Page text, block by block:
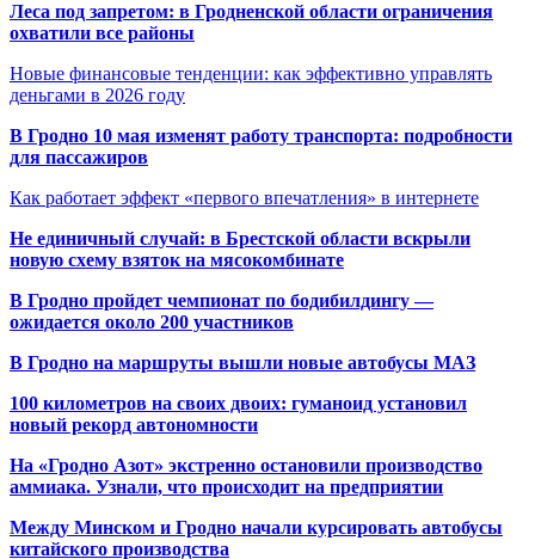
Леса под запретом: в Гродненской области ограничения
охватили все районы
Новые финансовые тенденции: как эффективно управлять
деньгами в 2026 году
В Гродно 10 мая изменят работу транспорта: подробности
для пассажиров
Как работает эффект «первого впечатления» в интернете
Не единичный случай: в Брестской области вскрыли
новую схему взяток на мясокомбинате
В Гродно пройдет чемпионат по бодибилдингу —
ожидается около 200 участников
В Гродно на маршруты вышли новые автобусы МАЗ
100 километров на своих двоих: гуманоид установил
новый рекорд автономности
На «Гродно Азот» экстренно остановили производство
аммиака. Узнали, что происходит на предприятии
Между Минском и Гродно начали курсировать автобусы
китайского производства